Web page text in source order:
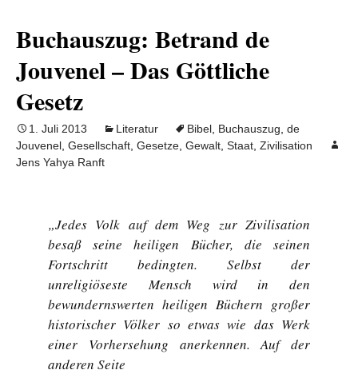
Buchauszug: Betrand de
Jouvenel – Das Göttliche
Gesetz
1. Juli 2013 Literatur Bibel Buchauszug de
Jouvenel Gesellschaft Gesetze Gewalt Staat Zivilisation
Jens Yahya Ranft
„Jedes Volk auf dem Weg zur Zivilisation
besaß seine heiligen Bücher, die seinen
Fortschritt bedingten. Selbst der
unreligiöseste Mensch wird in den
bewundernswerten heiligen Büchern großer
historischer Völker so etwas wie das Werk
einer Vorhersehung anerkennen. Auf der
anderen Seite